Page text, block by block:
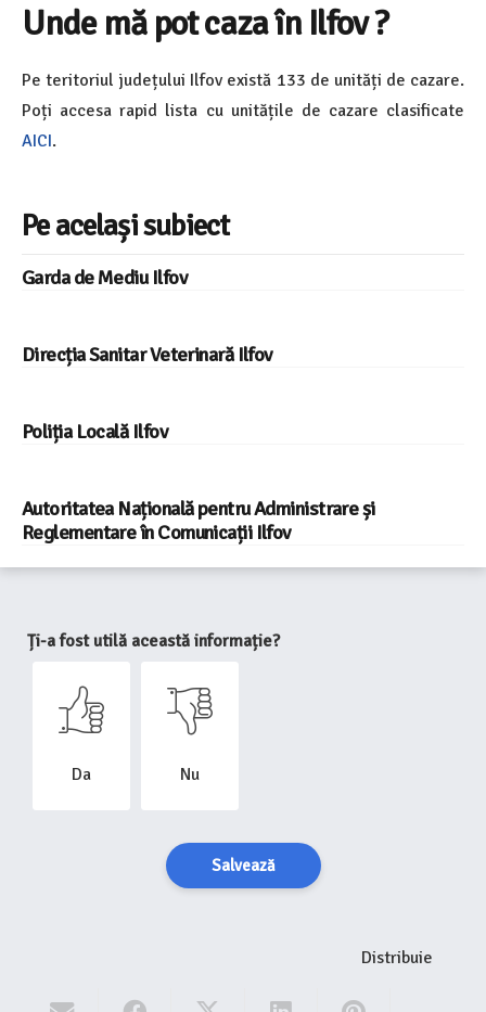
Unde mă pot caza în Ilfov ?
Pe teritoriul județului Ilfov există 133 de unități de cazare.
Poți accesa rapid lista cu unitățile de cazare clasificate
AICI.
Pe același subiect
Garda de Mediu Ilfov
Direcția Sanitar Veterinară Ilfov
Poliția Locală Ilfov
Autoritatea Națională pentru Administrare și
Reglementare în Comunicații Ilfov
Ți-a fost utilă această informație?
Da Nu
Salvează
Distribuie